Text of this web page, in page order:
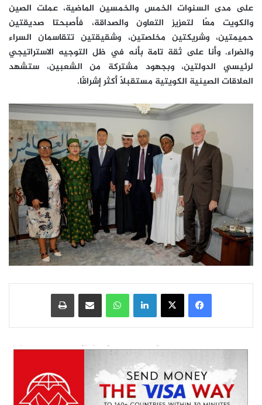
على مدى السنوات الخمس والخمسين الماضية، عملت الصين
والكويت معًا لتعزيز التعاون والصداقة، فأصبحتا صديقتين
حميمتين، وشريكتين مخلصتين، وشقيقتين تتقاسمان السراء
والضراء. وأنا على ثقة تامة بأنه في ظل التوجيه الاستراتيجي
لرئيسي الدولتين، وبجهود مشتركة من الشعبين، ستشهد
العلاقات الصينية الكويتية مستقبلًا أكثر إشراقًا.
فيسبوك‫X لينكدإنواتساب مشاركة عبر البريد طباعة